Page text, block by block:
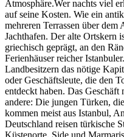
Atmosphäre.Wer nachts viel
auf seine Kosten. Wie ein
mehreren Terrassen über dem
Jachthafen. Der alte Ortskern
griechisch geprägt, an den
Ferienhäuser reicher
Landbesitzern das nötige
oder Geschäftsleute, die den
entdeckt haben. Das Geschäft
andere: Die jungen Türken,
kommen meist aus Istanbul,
Deutschland reisen türkische
Küstenorte. Side und